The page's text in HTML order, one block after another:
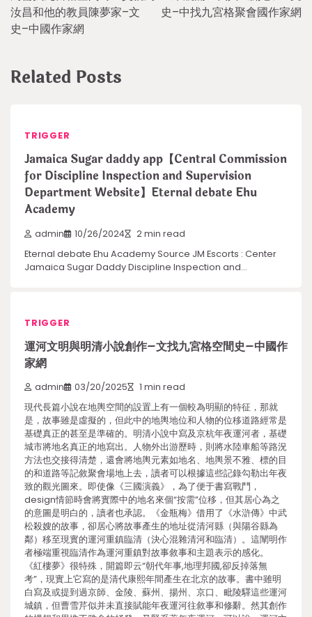
navigation
汝昌和他的教員陳夢家–文
史–中國作家網
史–中找九宮格聚會國作家網
Related Posts
TRIGGER
Jamaica Sugar daddy app【Central Commission
for Discipline Inspection and Supervision
Department Website】Eternal debate Ehu
Academy
admin 10/26/2024 2 min read
Eternal debate Ehu Academy Source JM Escorts : Center
Jamaica Sugar Daddy Discipline Inspection and…
TRIGGER
運河文明與明清小說創作–文找九宮格空間史–中國作
家網
admin 03/20/2025 1 min read
現代長篇小說在地輿空間的設置上有一個較為明顯的特征，那就
是，故事雖是虛擬的，但此中的地輿地位和人物的位移道路經常是
基礎真正的甚至是準確的。明清小說中寫及京杭年夜運河者，基礎
城市將地名真正的地寫出。人物外出游歷時，則將水陸車船等路況
方法也交接得清楚，還會將地輿元素如地名、地輿景不雅、標的目
的和道路等記敘聚會場地上去，讀者可以根據這些記錄勾勒出年夜
致的觀光圖來。即使像《三國演義》，為了便于書寫戰鬥，
design情節時會將實際中的地名來個“按需”位移，但其居心為之
的意圖是明白的，讀者也承認。《金瓶梅》借用了《水滸傳》中武
松殺嫂的故事，卻居心將故事產生的地址從清河縣（與陽谷縣為
鄰）移至現實的運河重鎮臨清（決心混雜清河和臨清）。這闡明作
者極端重視臨清作為運河重鎮對故事敘事和主題表示的感化。
《紅樓夢》很特殊，開篇即云“朝代年事,地理邦國,卻反掉落無
考”，現實上它寫的是清代康熙年間產生在北京的故事。書中雖明
白寫及或提到過京師、金陵、蘇州、揚州、京口、毗陵驛這些運河
城鎮，但曹雪芹似并未直接賦能年夜運河往敘事和修辭。然其創作